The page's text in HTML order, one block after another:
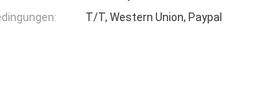
T/T, Western Union, Paypal